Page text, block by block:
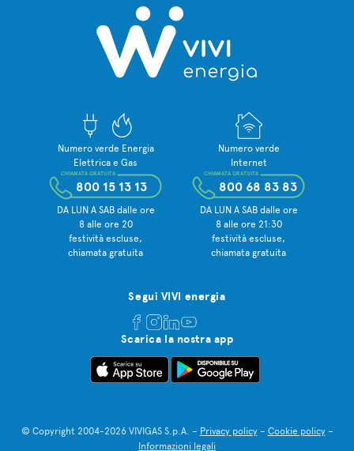
Numero verde Energia
Elettrica e Gas
800 15 13 13
CHIAMATA GRATUITA
DA LUN A SAB dalle ore
8 alle ore 20
festività escluse,
chiamata gratuita
Numero verde
Internet
800 68 83 83
CHIAMATA GRATUITA
DA LUN A SAB dalle ore
8 alle ore 21:30
festività escluse,
chiamata gratuita
Segui VIVI energia
Scarica la nostra app
© Copyright 2004-2026 VIVIGAS S.p.A. – Privacy policy– Cookie policy–
Informazioni legali